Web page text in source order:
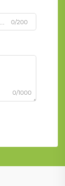
0/200
0/1000